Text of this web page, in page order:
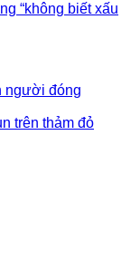
“không biết xấu
người đóng
trên thảm đỏ